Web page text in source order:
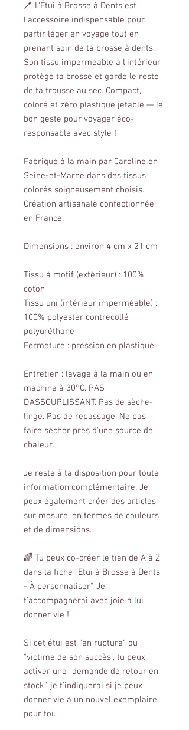
🪥 L'Étui à Brosse à Dents est
l'accessoire indispensable pour
partir léger en voyage tout en
prenant soin de ta brosse à dents.
Son tissu imperméable à l'intérieur
protège ta brosse et garde le reste
de ta trousse au sec. Compact,
coloré et zéro plastique jetable — le
bon geste pour voyager éco-
responsable avec style !
Fabriqué à la main par Caroline en
Seine-et-Marne dans des tissus
colorés soigneusement choisis.
Création artisanale confectionnée
en France.
Dimensions : environ 4 cm x 21 cm
Tissu à motif (extérieur) : 100%
coton
Tissu uni (intérieur imperméable) :
100% polyester contrecollé
polyuréthane
Fermeture : pression en plastique
Entretien : lavage à la main ou en
machine à 30°C. PAS
D'ASSOUPLISSANT. Pas de sèche-
linge. Pas de repassage. Ne pas
faire sécher près d'une source de
chaleur.
Je reste à ta disposition pour toute
information complémentaire. Je
peux également créer des articles
sur mesure, en termes de couleurs
et de dimensions.
🌈 Tu peux co-créer le tien de A à Z
dans la fiche "Etui à Brosse à Dents
- À personnaliser". Je
t'accompagnerai avec joie à lui
donner vie !
Si cet étui est "en rupture" ou
"victime de son succès", tu peux
activer une "demande de retour en
stock", je t'indiquerai si je peux
donner vie à un nouvel exemplaire
pour toi.